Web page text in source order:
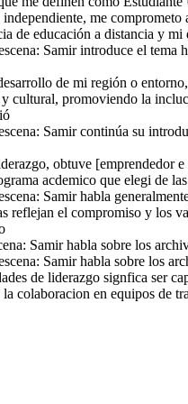
Explicación de la escena: Samir habla sobre
Desarrollar
liderazgo signfica ser
motivar y guiar
fomentando la toma
efectivas y la
conflictos.
promover la
en mi entorno
profesional
En mi prueba de liderazgo, obtuve
[emprendedor e innovador (13) creativo
y artistico (15) social comunitario ( 12)
investigador (15) ].considero que este
liderazgo puede aportar a mi formacion
enel programa acdemico que elegi de
las siguientes maneras
los
independiente, me
de educación a distancia y
Samir introduce el tema
de mi región o
cultural, promoviendo la
Samir continúa su
obtuve [emprendedor
acdemico que elegi de
Samir habla
reflejan el compromiso y los
Samir habla sobre los
Samir habla sobre los
de liderazgo signfica ser
colaboracion en equipos de